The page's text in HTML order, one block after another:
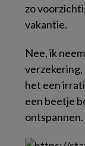
zo
vakantie.
Nee, ik
verzekering,
het een
een beetje
ontspannen.